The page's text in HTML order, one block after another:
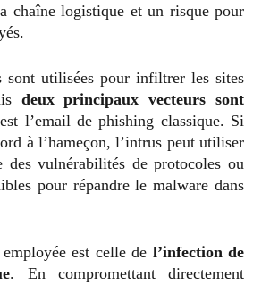
chaîne logistique et un risque pour
sont utilisées pour infiltrer les sites
deux principaux vecteurs sont
l’email de phishing classique. Si
à l’hameçon, l’intrus peut utiliser
vulnérabilités de protocoles ou
pour répandre le malware dans
est celle de l’infection de
. En compromettant directement